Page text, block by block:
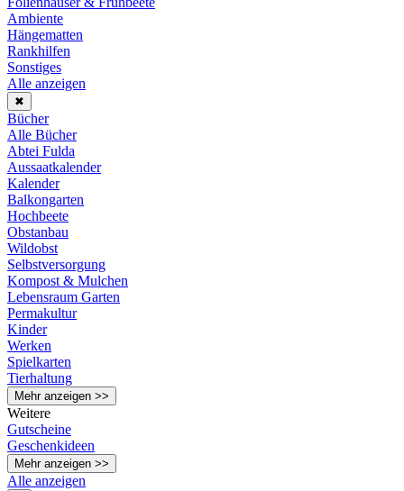
Ambiente
Hängematten
Rankhilfen
Sonstiges
Alle anzeigen
✖
Bücher
Alle Bücher
Abtei Fulda
Aussaatkalender
Kalender
Balkongarten
Hochbeete
Obstanbau
Wildobst
Selbstversorgung
Kompost & Mulchen
Lebensraum Garten
Permakultur
Kinder
Werken
Spielkarten
Tierhaltung
Mehr anzeigen >>
Weitere
Gutscheine
Geschenkideen
Mehr anzeigen >>
Alle anzeigen